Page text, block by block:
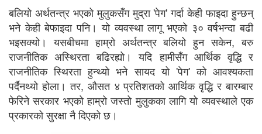
बलियो अर्थतन्त्र भएको मुलुकसँग मुद्रा 'पेग' गर्दा केही फाइदा हुन्छन्
भने केही बेफाइदा पनि। यो व्यवस्था लागू भएको ३० वर्षभन्दा बढी
भइसक्यो। यसबीचमा हाम्रो अर्थतन्त्र बलियो हुन सकेन, बरु
राजनीतिक अस्थिरता बढिरह्यो। यदि हामीसँग आर्थिक वृद्धि र
राजनीतिक स्थिरता हुन्थ्यो भने सायद यो 'पेग' को आवश्यकता
पर्दैनथ्यो होला। तर, औसत ४ प्रतिशतको आर्थिक वृद्धि र बारम्बार
फेरिने सरकार भएको हाम्रो जस्तो मुलुकका लागि यो व्यवस्थाले एक
प्रकारको सुरक्षा नै दिएको छ।